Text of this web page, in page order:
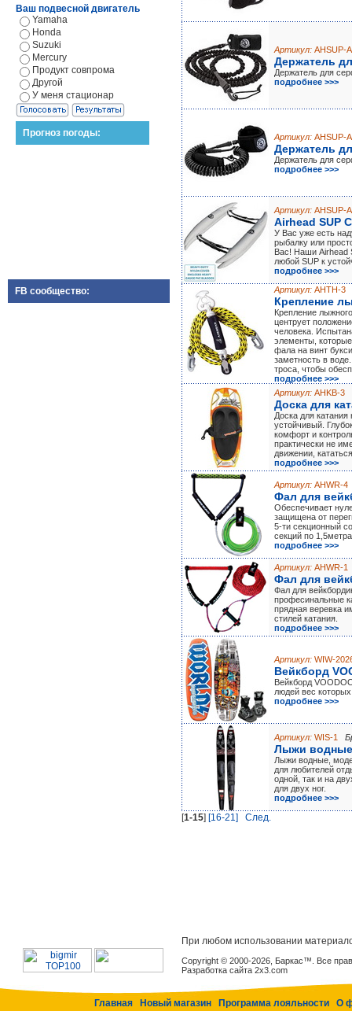
Ваш подвесной двигатель
Yamaha
Honda
Suzuki
Mercury
Продукт совпрома
Другой
У меня стационар
Прогноз погоды:
FB сообщество:
Артикул: AHSUP-
Держатель
Держатель для
подробнее >>>
Артикул: AHSUP-
Держатель
Держатель для
подробнее >>>
Артикул: AHSUP-
Airhead SUP
У Вас уже есть
рыбалку или
Вас! Наши Airhead
любой SUP к
подробнее >>>
Артикул: AHTH-3
Крепление
Крепление
центрует
человека.
элементы,
фала на винт
заметность в
троса, чтобы
подробнее >>>
Артикул: AHKB-3
Доска для
Доска для
устойчивый.
комфорт и
практически не
движении,
подробнее >>>
Артикул: AHWR-4
Фал для
Обеспечивает
защищена от
5-ти секционный
секций по
подробнее >>>
Артикул: AHWR-1
Фал для
Фал для
професинальные
прядная веревка
стилей катания.
подробнее >>>
Артикул: WIW-
Вейкборд
Вейкборд
людей вес
подробнее >>>
Артикул: WIS-1
Лыжи
Лыжи водные,
для любителей
одной, так и на
для двух ног.
подробнее >>>
[1-15] [16-21] Cлед.
При любом использовании
Copyright © 2000-2026, Баркас™. Все
Разработка сайта 2x3.com
Главная Новый магазин Программа лояльности О